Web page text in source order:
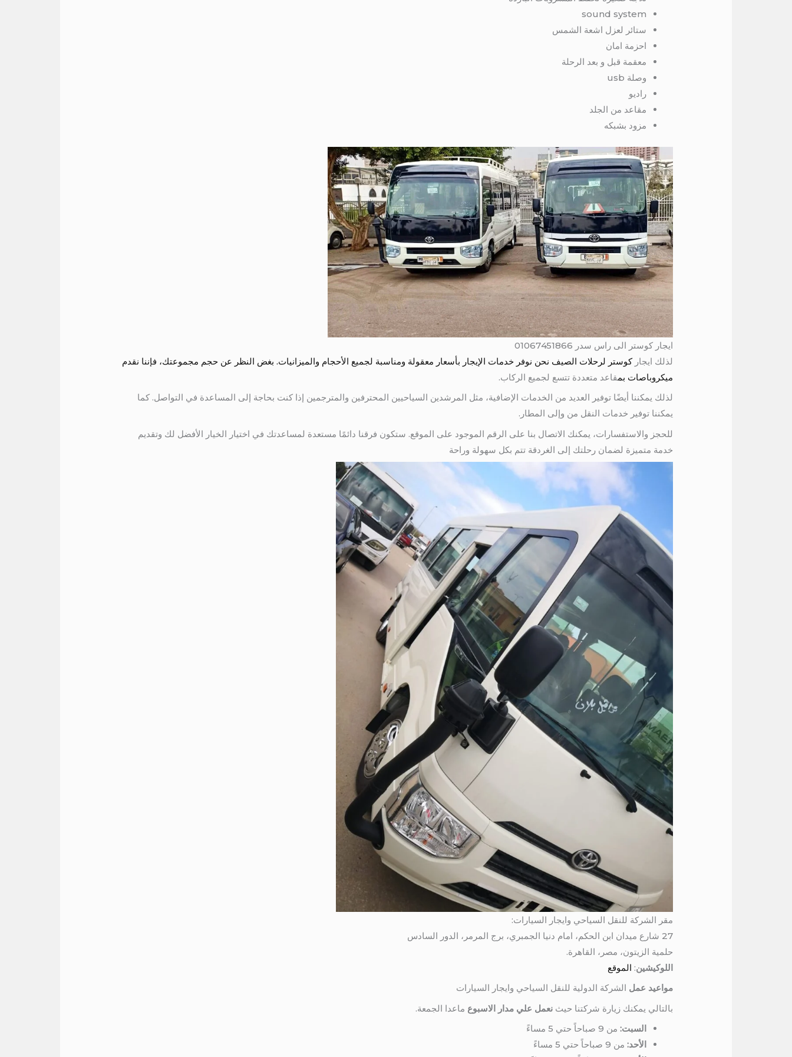
sound system
ستائر لعزل اشعة الشمس
احزمة امان
معقمة قبل و بعد الرحلة
وصلة usb
راديو
مقاعد من الجلد
مزود بشبكه
ايجار كوستر الى راس سدر 01067451866
لذلك ايجار كوستر لرحلات الصيف نحن نوفر خدمات الإيجار بأسعار معقولة ومناسبة لجميع الأحجام والميزانيات. بغض النظر عن حجم مجموعتك، فإننا نقدم
ميكروباصات بمقاعد متعددة تتسع لجميع الركاب.
لذلك يمكننا أيضًا توفير العديد من الخدمات الإضافية، مثل المرشدين السياحيين المحترفين والمترجمين إذا كنت بحاجة إلى المساعدة في التواصل. كما
يمكننا توفير خدمات النقل من وإلى المطار.
للحجز والاستفسارات، يمكنك الاتصال بنا على الرقم الموجود على الموقع. ستكون فرقنا دائمًا مستعدة لمساعدتك في اختيار الخيار الأفضل لك وتقديم
خدمة متميزة لضمان رحلتك إلى الغردقة تتم بكل سهولة وراحة
مقر الشركة للنقل السياحي وايجار السيارات:
27 شارع ميدان ابن الحكم، امام دنيا الجمبري، برج المرمر، الدور السادس
حلمية الزيتون، مصر، القاهرة.
اللوكيشين: الموقع
مواعيد عمل الشركة الدولية للنقل السياحي وايجار السيارات
بالتالي يمكنك زيارة شركتنا حيثنعمل علي مدار الاسبوع ماعدا الجمعة.
السبت: من 9 صباحاً حتي 5 مساءً
الأحد: من 9 صباحاً حتي 5 مساءً